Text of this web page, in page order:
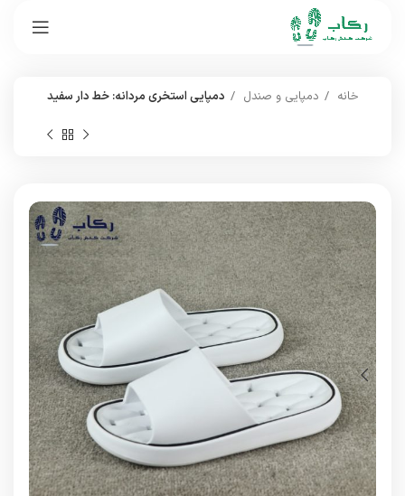
خانه دمپایی و صندل دمپایی استخری مردانه: خط دار سفید